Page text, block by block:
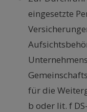
eingesetzte
für die
b oder lit. f